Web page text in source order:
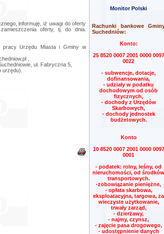
informuję, iż uwagi do oferty
oferty, tj. do dnia.
pracy Urzędu Miasta i Gminy w
,
ul. Fabryczna 5,
urzędu).
Monitor Polski
Rachunki bankowe
Suchedniów:
Konto:
25 8520 0007 2001 0000 0097
0022
- subwencje, dotacje,
dofinansowania,
- udziały w podatku
dochodowym od osób
fizycznych,
- dochody z Urzędów
Skarbowych,
- dochody jednostek
budżetowych.
Konto
10 8520 0007 2001 0000 0097
0001
- podatek: rolny, leśny, od
nieruchomości, od środków
transportowych.
-zobowiązanie pieniężne,
- opłata skarbowa,
eksploatacyjna, targowa, za
wieczyste użytkowanie,
trwały zarząd,
- dzierżawy,
- najmy, czynsz,
- zajęcie pasa drogowego,
- udostępnienie danych